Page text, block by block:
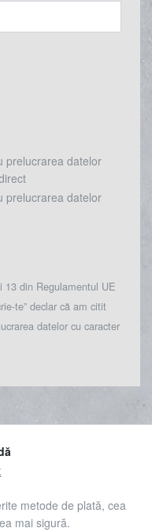
prelucrarea datelor
prelucrarea datelor
din Regulamentul UE
te” declar că am citit
datelor cu caracter
metode de plată, cea
mai sigură.